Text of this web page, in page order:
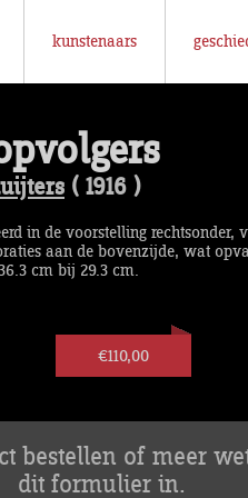
kunstenaars
( 1916 )
in de voorstelling rechtsonder,
aan de bovenzijde, wat
cm bij 29.3 cm.
€110,00
bestellen of meer
dit formulier in.